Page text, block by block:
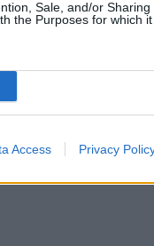
Sale, and/or Sharing
the Purposes for which it
Access Privacy